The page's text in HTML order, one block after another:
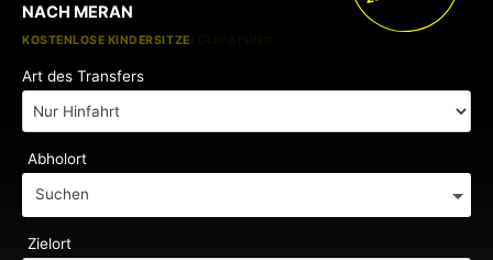
KOSTENLOSE KINDERSITZE
KEINE GEBÜHREN BEI FLUGVERSPÄTUNG
NACH MERAN
Art des Transfers
Abholort
Suchen
Zielort